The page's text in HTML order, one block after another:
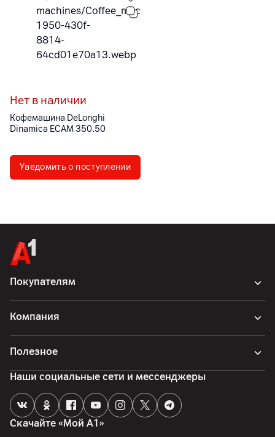
Нет в наличии
Кофемашина DeLonghi
Dinamica ECAM 350.50
Уведомить о поступлении
Покупателям
Компания
Полезное
Скачайте «Мой А1»
Наши социальные сети и мессенджеры